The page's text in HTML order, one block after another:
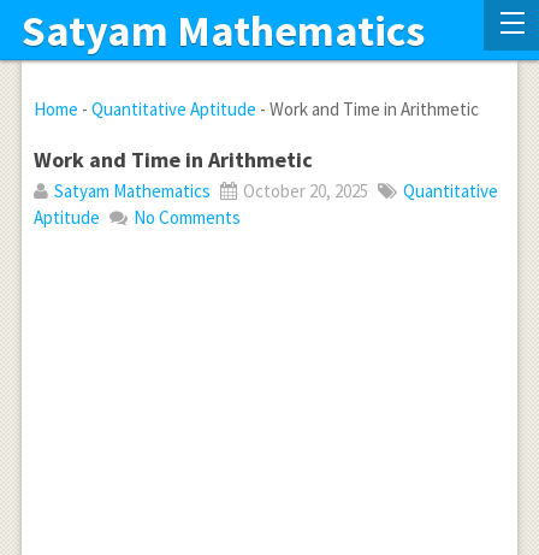
Satyam Mathematics
Home - Quantitative Aptitude - Work and Time in Arithmetic
Work and Time in Arithmetic
Satyam Mathematics October 20, 2025
Quantitative
Aptitude
No Comments